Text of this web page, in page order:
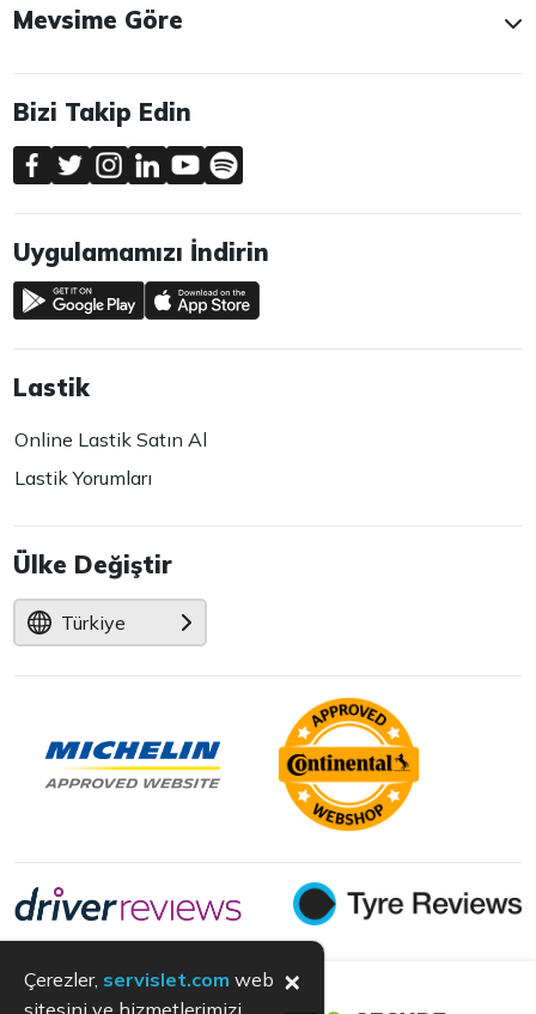
Mevsime Göre
Bizi Takip Edin
Uygulamamızı İndirin
Lastik
Online Lastik Satın Al
Lastik Yorumları
Ülke Değiştir
Türkiye
Çerezler, servislet.com web
sitesini ve hizmetlerimizi
×